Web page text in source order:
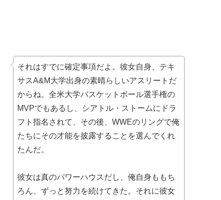
それはすでに確定事項だよ。彼女自身、テキ
サスA&M大学出身の素晴らしいアスリートだ
からね。全米大学バスケットボール選手権の
MVPでもあるし、シアトル・ストームにドラ
フト指名されて、その後、WWEのリングで俺
たちにその才能を披露することを選んでくれ
たんだ。
彼女は真のパワーハウスだし、俺自身ももち
ろん、ずっと努力を続けてきた。それに彼女